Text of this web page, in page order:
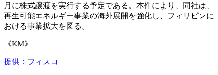
月に株式譲渡を実行する予定である。本件により、同社は、
再生可能エネルギー事業の海外展開を強化し、フィリピンに
おける事業拡大を図る。
《KM》
提供：フィスコ